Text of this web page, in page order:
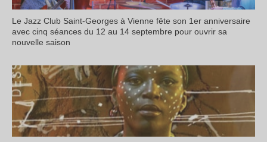
Le Jazz Club Saint-Georges à Vienne fête son 1er anniversaire
avec cinq séances du 12 au 14 septembre pour ouvrir sa
nouvelle saison